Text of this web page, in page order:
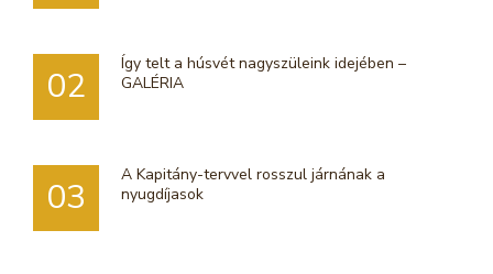
02
Így telt a húsvét nagyszüleink idejében –
GALÉRIA
03
A Kapitány-tervvel rosszul járnának a
nyugdíjasok